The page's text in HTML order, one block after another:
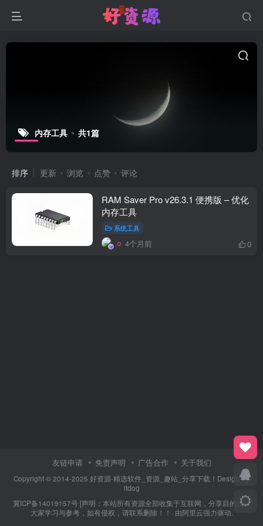
内存工具 共1篇
排序 更新 浏览 点赞 评论
RAM Saver Pro v26.3.1 便携版 – 优化
内存工具
系统工具
4个月前 0
友链申请 免责声明 广告合作 关于我们
Copyright © 2014-2025 好资源-精选软件_资源_趣站_分享下载！Design By
itdog
冀ICP备14019157号[声明：本站所有资源全部收集于互联网，分享目的仅供
大家学习与参考，如有侵权，请联系删除！！· 由阿里云强力驱动.